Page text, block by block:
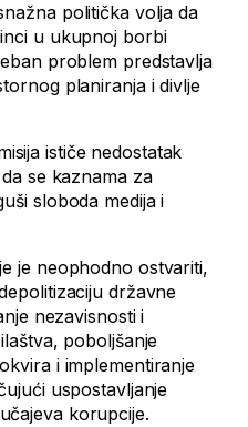
politička volja da
u ukupnoj borbi
problem predstavlja
planiranja i divlje
ističe nedostatak
se kaznama za
sloboda medija i
je neophodno ostvariti,
državne
nezavisnosti i
poboljšanje
i implementiranje
uspostavljanje
korupcije.